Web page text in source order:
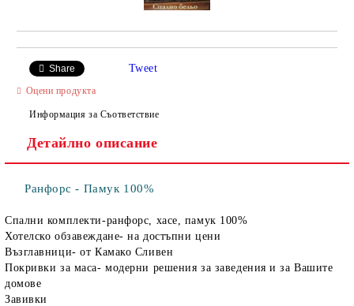
Share Tweet
Оцени продукта
Информация за Съответствие
Детайлно описание
Ранфорс - Памук 100%
Спални комплекти-ранфорс, хасе, памук 100%
Хотелско обзавеждане- на достъпни цени
Възглавници- от Камако Сливен
Покривки за маса- модерни решения за заведения и за Вашите
домове
Завивки